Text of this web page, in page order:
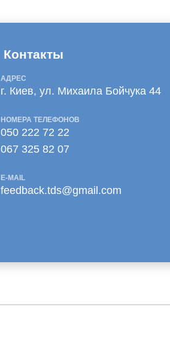
Контакты
АДРЕС
г. Киев, ул. Михаила Бойчука 44
НОМЕРА ТЕЛЕФОНОВ
050 222 72 22
067 325 82 07
E-MAIL
feedback.tds@gmail.com